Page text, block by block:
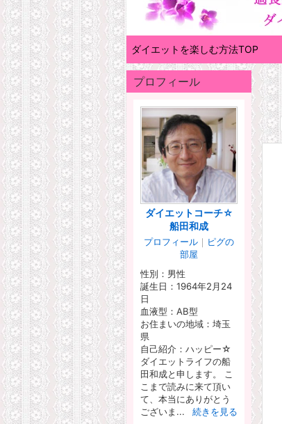
プロフィール
ダイエットコーチ☆
船田和成
プロフィール ｜ ピグの
部屋
性別： 男性
誕生日： 1964年2月24
日
血液型： AB型
お住まいの地域： 埼玉
県
自己紹介：ハッピー☆
ダイエットライフの船
田和成と申します。 こ
こまで読みに来て頂い
て、本当にありがとう
ございま...
続きを見る
ダイエットを楽しむ方法TOP